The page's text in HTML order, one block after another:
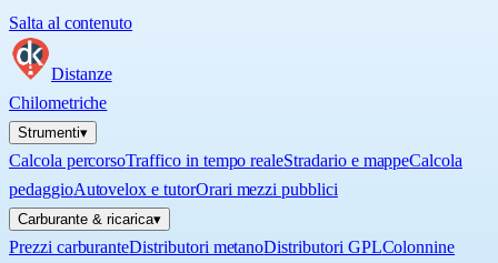
Salta al contenuto
Distanze
Chilometriche
Strumenti▾
Calcola percorsoTraffico in tempo realeStradario e mappeCalcola
pedaggioAutovelox e tutorOrari mezzi pubblici
Carburante & ricarica▾
Prezzi carburanteDistributori metanoDistributori GPLColonnine